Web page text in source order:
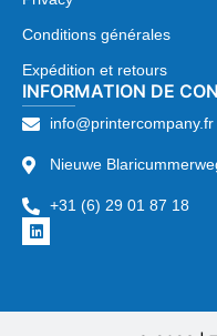
Conditions générales
Expédition et retours
INFORMATION DE
info@printercompany.fr
Nieuwe
+31 (6) 29 01 87 18